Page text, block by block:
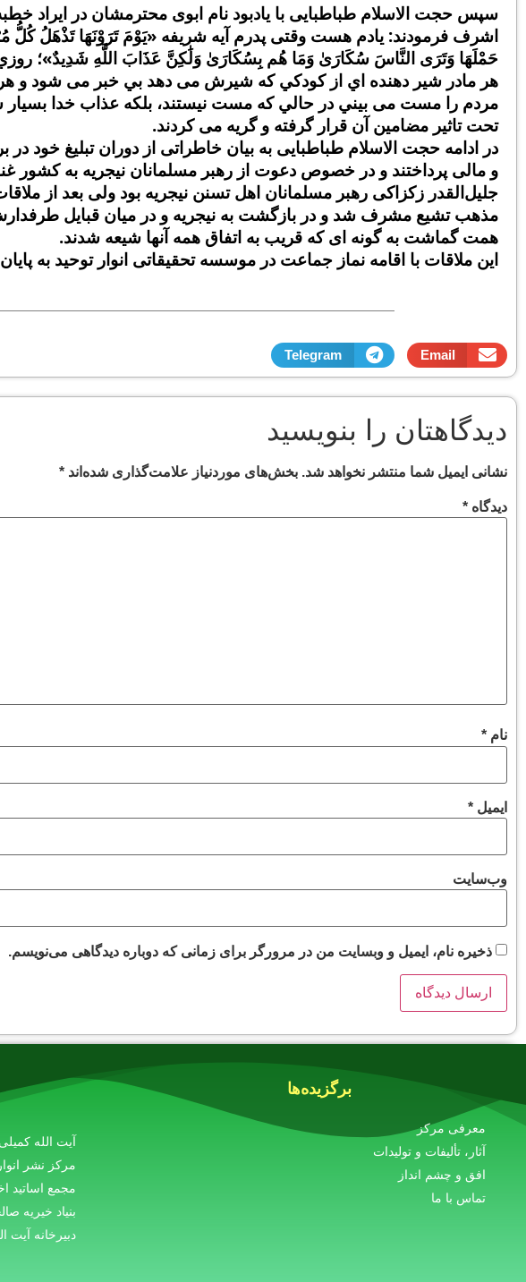
سپس حجت الاسلام طباطبایی با یادبود نام ابوی محترمشان در ایراد
اشرف فرمودند: یادم هست وقتی پدرم آیه شریفه «یَوْمَ تَرَوْنَهَا تَذْهَلُ
حَمْلَهَا وَتَرَى النَّاسَ سُکَارَىٰ وَمَا هُم بِسُکَارَىٰ وَلَٰکِنَّ عَذَابَ اللَّهِ شَدِیدٌ»؛
ﻫﺮ ﻣﺎﺩﺭ ﺷﻴﺮ ﺩﻫﻨﺪﻩ ﺍﻱ ﺍﺯ ﻛﻮﺩﻛﻲ ﻛﻪ ﺷﻴﺮﺵ ﻣﻰ ﺩﻫﺪ ﺑﻲ ﺧﺒﺮ ﻣﻰ ﺷﻮﺩ ﻭ ﻫﺮ
ﻣﺮﺩم ﺭﺍ ﻣﺴﺖ ﻣﻰ ﺑﻴﻨﻲ ﺩﺭ ﺣﺎﻟﻲ ﻛﻪ ﻣﺴﺖ ﻧﻴﺴﺘﻨﺪ، ﺑﻠﻜﻪ ﻋﺬﺍﺏ ﺧﺪﺍ
تحت تاثیر مضامین آن قرار گرفته و گریه می کردند.
در ادامه حجت الاسلام طباطبایی به بیان خاطراتی از دوران تبلیغ خود
و مالی پرداختند و در خصوص دعوت از رهبر مسلمانان نیجریه به کشور
جلیل‌القدر زکزاکی رهبر مسلمانان اهل تسنن نیجریه بود ولی بعد از
مذهب تشیع مشرف شد و در بازگشت به نیجریه و در میان قبایل طرفدارش
همت گماشت به گونه ای که قریب به اتفاق همه آنها شیعه شدند.
این ملاقات با اقامه نماز جماعت در موسسه تحقیقاتی انوار توحید به
Email
Telegram
دیدگاهتان را بنویسید
نشانی ایمیل شما منتشر نخواهد شد. بخش‌های موردنیاز علامت‌گذاری شده‌اند *
دیدگاه *
نام *
ایمیل *
وب‌سایت
ذخیره نام، ایمیل و وبسایت من در مرورگر برای زمانی که دوباره دیدگاهی می‌نویسم.
برگزیده‌ها
معرفی مرکز
آثار، تألیفات و تولیدات
افق و چشم انداز
تماس با ما
آیت الله
مرکز نشر
مجمع اساتید
بنیاد خیریه
دبیرخانه آیت